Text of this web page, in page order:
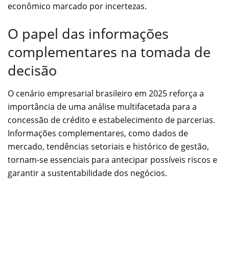
econômico marcado por incertezas.
O papel das informações
complementares na tomada de
decisão
O cenário empresarial brasileiro em 2025 reforça a
importância de uma análise multifacetada para a
concessão de crédito e estabelecimento de parcerias.
Informações complementares, como dados de
mercado, tendências setoriais e histórico de gestão,
tornam-se essenciais para antecipar possíveis riscos e
garantir a sustentabilidade dos negócios.